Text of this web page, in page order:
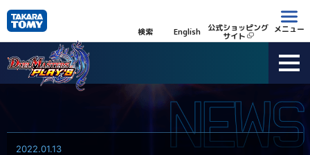
検索 English 公式ショッピング
サイト
メニュー
2022.01.13